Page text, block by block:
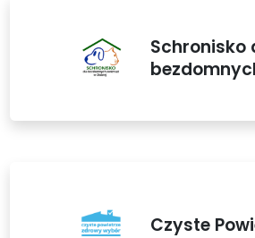
Schronisko
Czyste